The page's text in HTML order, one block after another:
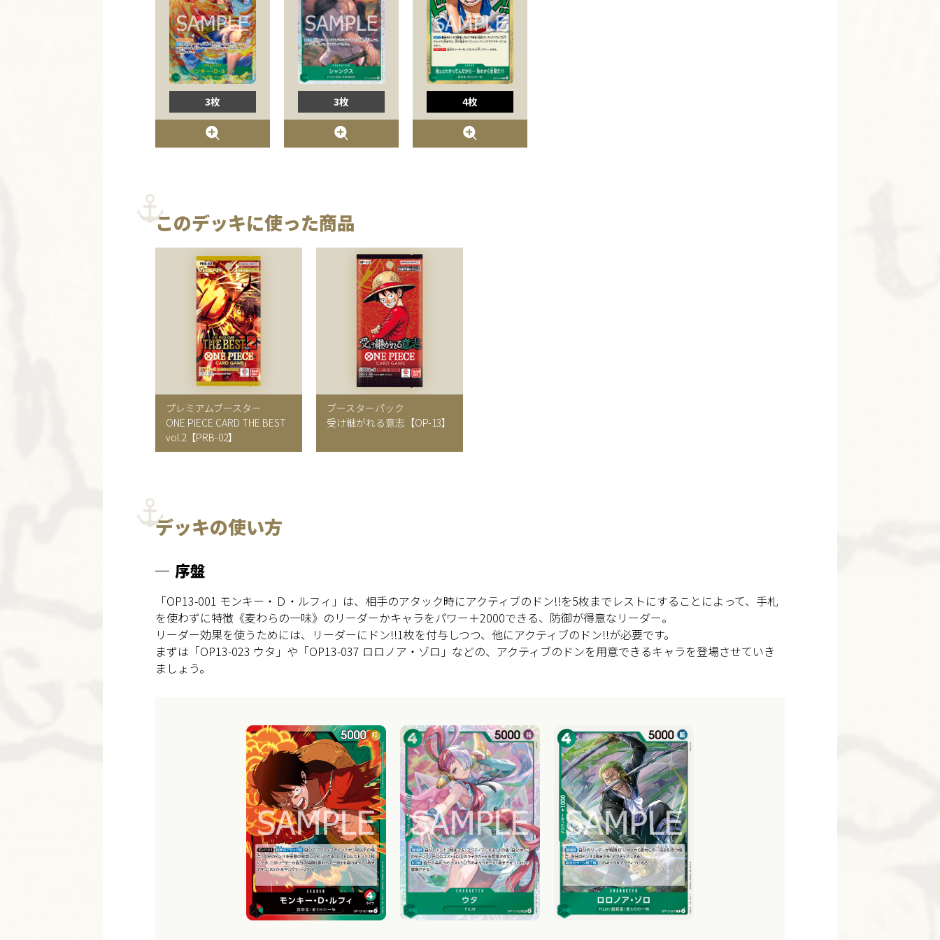
3枚 3枚 4枚
このデッキに使った商品
プレミアムブースター
ONE PIECE CARD THE BEST
vol.2 【PRB-02】
ブースターパック
受け継がれる意志【OP-13】
デッキの使い方
序盤
「OP13-001 モンキー・Ｄ・ルフィ」は、相手のアタック時にアクティブのドン!!を5枚までレストにすることによって、手札
を使わずに特徴《麦わらの一味》のリーダーかキャラをパワー＋2000できる、防御が得意なリーダー。
リーダー効果を使うためには、リーダーにドン!!1枚を付与しつつ、他にアクティブのドン!!が必要です。
まずは「OP13-023 ウタ」や「OP13-037 ロロノア・ゾロ」などの、アクティブのドンを用意できるキャラを登場させていき
ましょう。